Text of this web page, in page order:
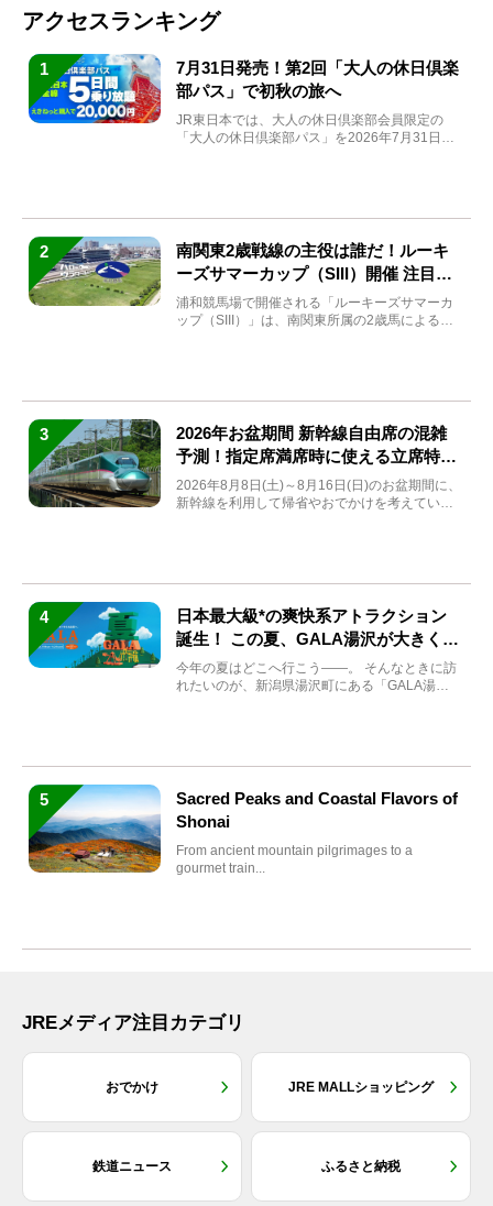
アクセスランキング
1
7月31日発売！第2回「大人の休日倶楽
部パス」で初秋の旅へ
JR東日本では、大人の休日倶楽部会員限定の
「大人の休日倶楽部パス」を2026年7月31日
2
南関東2歳戦線の主役は誰だ！ルーキ
ーズサマーカップ（SIII）開催 注目馬
と見どころをチェック
浦和競馬場で開催される「ルーキーズサマーカ
ップ（SIII）」は、南関東所属の2歳馬による注
3
2026年お盆期間 新幹線自由席の混雑
予測！指定席満席時に使える立席特急
券も解説
2026年8月8日(土)～8月16日(日)のお盆期間に、
新幹線を利用して帰省やおでかけを考えている
4
日本最大級*の爽快系アトラクション
誕生！ この夏、GALA湯沢が大きく生
まれ変わる
今年の夏はどこへ行こう――。 そんなときに訪
れたいのが、新潟県湯沢町にある「GALA湯
5
Sacred Peaks and Coastal Flavors of
Shonai
From ancient mountain pilgrimages to a
gourmet train...
JREメディア注目カテゴリ
おでかけ JRE MALLショッピング
鉄道ニュース ふるさと納税